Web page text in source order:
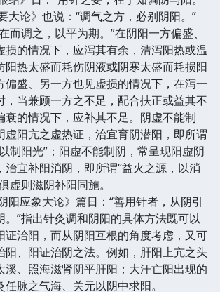
大论》也说：“调气之方，必别阴阳。”
而调之，以平为期。”在阴阳一方偏盛、
损的情况下，应泻其有余，清泻阳热或温
阳热太盛而耗伤阴液或阴寒太盛而耗损阳
偏盛、另一方也见虚损的情况下，在泻一
，当兼顾一方之不足，配合扶正或益其不
衰的情况下，应补其不足。阴虚不能制
虚阳亢之虚热证，治宜育阴潜阳，即所谓
制阳光”；阳虚不能制阴，常呈现阳虚阴
治宜补阳消阴，即所谓“益火之源，以消
虚则滋阴补阳同施。
应象大论》篇日：“善用针者，从阴引
。”指出针灸调和阴阳的具体方法既可以
证治阳，而从阴阳互根的角度考虑，又可
阳、阳证治阴之法。例如，肝阳上亢之头
溪、照海滋肾阴平肝阳；大汗亡阳出现的
脉之气海、关元以阴中求阳。